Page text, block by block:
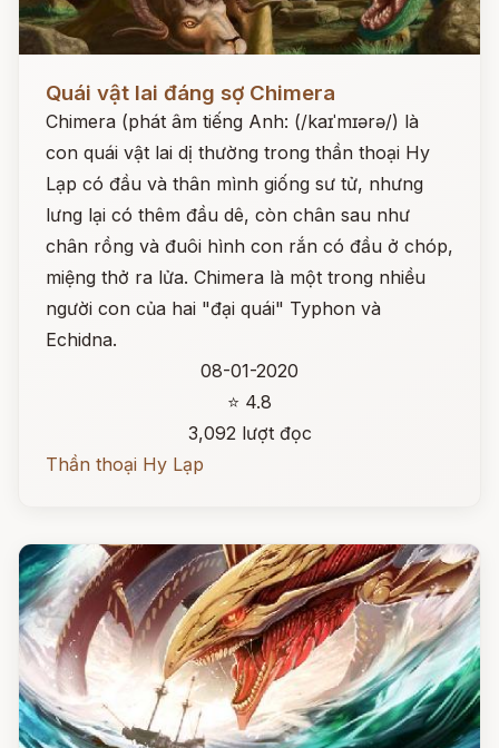
Quái vật lai đáng sợ Chimera
Chimera (phát âm tiếng Anh: (/kaɪˈmɪərə/) là
con quái vật lai dị thường trong thần thoại Hy
Lạp có đầu và thân mình giống sư tử, nhưng
lưng lại có thêm đầu dê, còn chân sau như
chân rồng và đuôi hình con rắn có đầu ở chóp,
miệng thở ra lửa. Chimera là một trong nhiều
người con của hai "đại quái" Typhon và
Echidna.
08-01-2020
⭐ 4.8
3,092 lượt đọc
Thần thoại Hy Lạp